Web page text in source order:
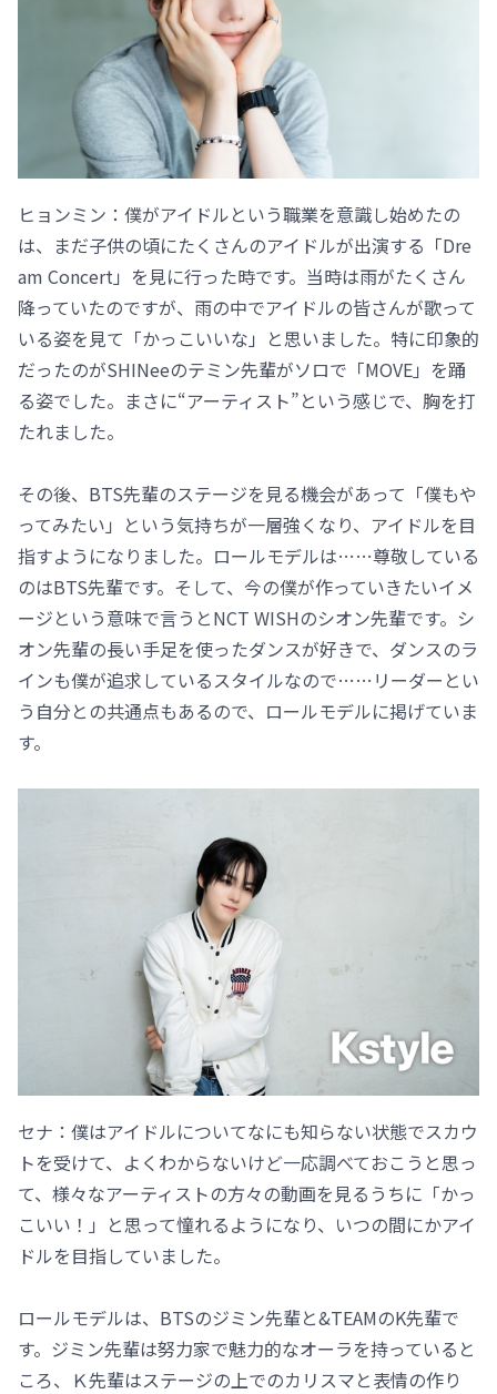
ヒョンミン：僕がアイドルという職業を意識し始めたの
は、まだ子供の頃にたくさんのアイドルが出演する「Dre
am Concert」を見に行った時です。当時は雨がたくさん
降っていたのですが、雨の中でアイドルの皆さんが歌って
いる姿を見て「かっこいいな」と思いました。特に印象的
だったのがSHINeeのテミン先輩がソロで「MOVE」を踊
る姿でした。まさに“アーティスト”という感じで、胸を打
たれました。
その後、BTS先輩のステージを見る機会があって「僕もや
ってみたい」という気持ちが一層強くなり、アイドルを目
指すようになりました。ロールモデルは……尊敬している
のはBTS先輩です。そして、今の僕が作っていきたいイメ
ージという意味で言うとNCT WISHのシオン先輩です。シ
オン先輩の長い手足を使ったダンスが好きで、ダンスのラ
インも僕が追求しているスタイルなので……リーダーとい
う自分との共通点もあるので、ロールモデルに掲げていま
す。
セナ：僕はアイドルについてなにも知らない状態でスカウ
トを受けて、よくわからないけど一応調べておこうと思っ
て、様々なアーティストの方々の動画を見るうちに「かっ
こいい！」と思って憧れるようになり、いつの間にかアイ
ドルを目指していました。
ロールモデルは、BTSのジミン先輩と&TEAMのK先輩で
す。ジミン先輩は努力家で魅力的なオーラを持っていると
ころ、Ｋ先輩はステージの上でのカリスマと表情の作り